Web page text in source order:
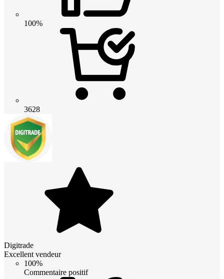
100%
3628
Digitrade
Excellent vendeur
100%
Commentaire positif